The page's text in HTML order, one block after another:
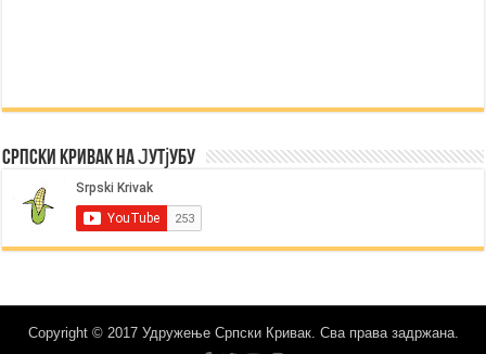
Српски Кривак на Јутјубу
Copyright © 2017 Удружење Српски Кривак. Сва права задржана.